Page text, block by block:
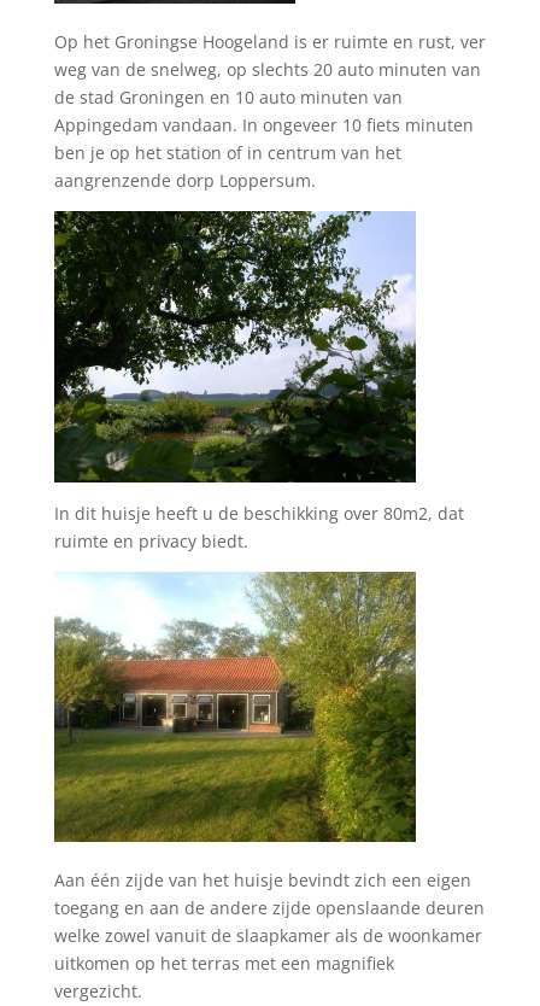
Op het Groningse Hoogeland is er ruimte en rust, ver
weg van de snelweg, op slechts 20 auto minuten van
de stad Groningen en 10 auto minuten van
Appingedam vandaan. In ongeveer 10 fiets minuten
ben je op het station of in centrum van het
aangrenzende dorp Loppersum.
In dit huisje heeft u de beschikking over 80m2, dat
ruimte en privacy biedt.
Aan één zijde van het huisje bevindt zich een eigen
toegang en aan de andere zijde openslaande deuren
welke zowel vanuit de slaapkamer als de woonkamer
uitkomen op het terras met een magnifiek
vergezicht.